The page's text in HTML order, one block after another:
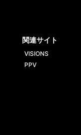
関連サイト
VISIONS
PPV